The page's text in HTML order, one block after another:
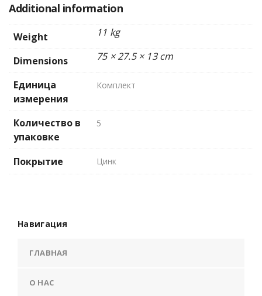
Additional information
Weight 11 kg
Dimensions 75 × 27.5 × 13 cm
Единица
измерения
Комплект
Количество в
упаковке
5
Покрытие Цинк
Навигация
ГЛАВНАЯ
О НАС